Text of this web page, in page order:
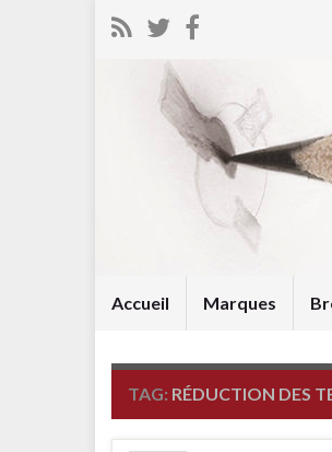
Accueil Marques
TAG: RÉDUCTION DES